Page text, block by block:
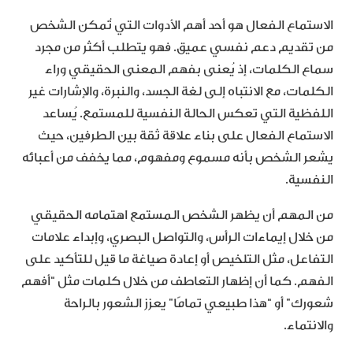
الاستماع الفعال هو أحد أهم الأدوات التي تُمكن الشخص
من تقديم دعم نفسي عميق. فهو يتطلب أكثر من مجرد
سماع الكلمات، إذ يُعنى بفهم المعنى الحقيقي وراء
الكلمات، مع الانتباه إلى لغة الجسد، والنبرة، والإشارات غير
اللفظية التي تعكس الحالة النفسية للمستمع. يُساعد
الاستماع الفعال على بناء علاقة ثقة بين الطرفين، حيث
يشعر الشخص بأنه مسموع ومفهوم، مما يخفف من أعبائه
النفسية.
من المهم أن يظهر الشخص المستمع اهتمامه الحقيقي
من خلال إيماءات الرأس، والتواصل البصري، وإبداء علامات
التفاعل، مثل التلخيص أو إعادة صياغة ما قيل للتأكيد على
الفهم. كما أن إظهار التعاطف من خلال كلمات مثل “أفهم
شعورك” أو “هذا طبيعي تمامًا” يعزز الشعور بالراحة
والانتماء.